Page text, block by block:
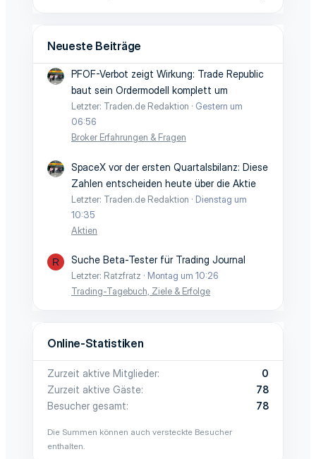
Neueste Beiträge
PFOF-Verbot zeigt Wirkung: Trade Republic
baut sein Ordermodell komplett um
Letzter: Traden.de Redaktion
Gestern um
06:56
Broker Erfahrungen & Fragen
SpaceX vor der ersten Quartalsbilanz: Diese
Zahlen entscheiden heute über die Aktie
Letzter: Traden.de Redaktion
Dienstag um
10:35
Aktien
R Suche Beta-Tester für Trading Journal
Letzter: Ratzfratz
Montag um 10:26
Trading-Tagebuch, Ziele & Erfolge
Online-Statistiken
Zurzeit aktive Mitglieder
0
Zurzeit aktive Gäste
78
Besucher gesamt
78
Die Summen können auch versteckte Besucher
enthalten.